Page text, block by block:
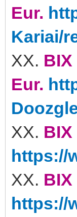
Eur.
Kariai/
XX.
Eur.
XX.
https://
XX. BIX
https://